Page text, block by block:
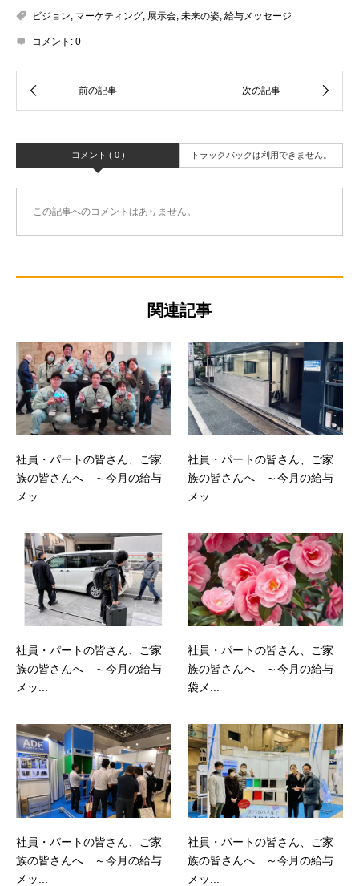
ビジョン マーケティング 展示会 未来の姿 給与メッセージ
コメント: 0
コメント ( 0 ) トラックバックは利用できません。
この記事へのコメントはありません。
関連記事
社員・パートの皆さん、ご家
族の皆さんへ ～今月の給与
メッ...
社員・パートの皆さん、ご家
族の皆さんへ ～今月の給与
メッ...
社員・パートの皆さん、ご家
族の皆さんへ ～今月の給与
メッ...
社員・パートの皆さん、ご家
族の皆さんへ ～今月の給与
袋メ...
社員・パートの皆さん、ご家
族の皆さんへ ～今月の給与
メッ...
社員・パートの皆さん、ご家
族の皆さんへ ～今月の給与
メッ...